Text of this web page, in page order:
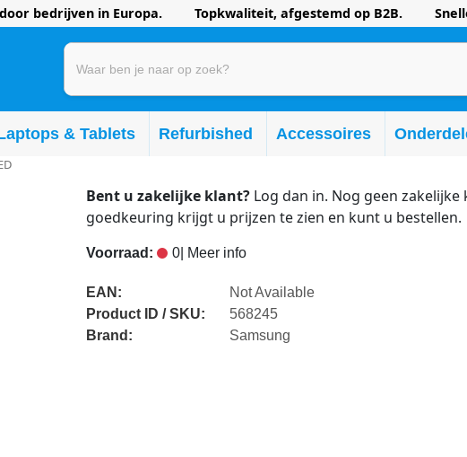
bedrijven in Europa. Topkwaliteit, afgestemd op B2B.
& Tablets Refurbished Accessoires
Bent u zakelijke klant? Log dan in. Nog geen zakelijke
goedkeuring krijgt u prijzen te zien en kunt u bestellen.
Voorraad: 0 | Meer info
EAN:
Not Available
Product ID / SKU:
568245
Brand:
Samsung